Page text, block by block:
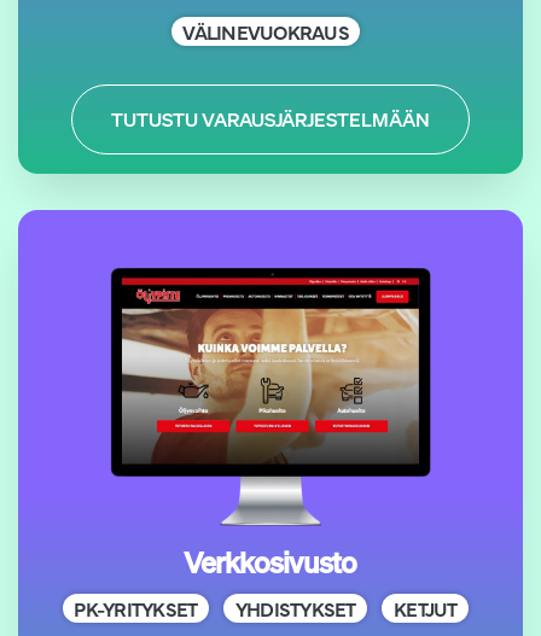
VÄLINEVUOKRAUS
TUTUSTU VARAUS­JÄRJESTELMÄÄN
Verkkosivusto
PK-YRITYKSET YHDISTYKSET KETJUT